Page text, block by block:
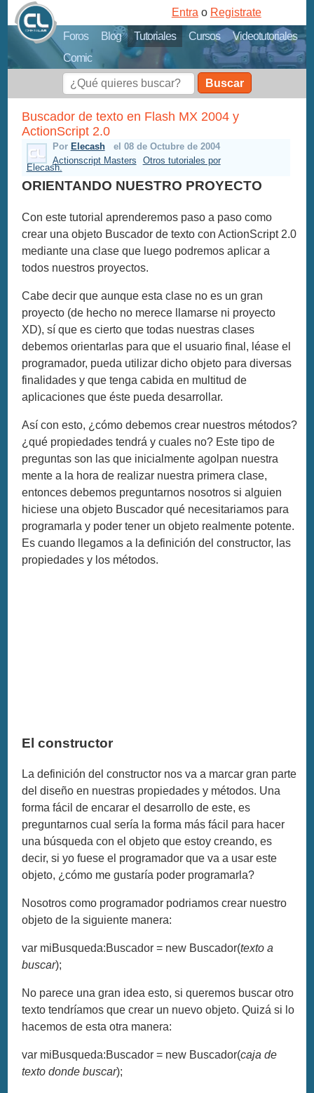
Foros Blog Tutoriales Cursos
Videotutoriales
Comic
Entra o Registrate
Buscar
Buscador de texto en Flash MX 2004 y
ActionScript 2.0
Por Elecash
el 08 de Octubre de 2004
Actionscript Masters
Otros tutoriales por
Elecash.
ORIENTANDO NUESTRO PROYECTO
Con este tutorial aprenderemos paso a paso como
crear una objeto Buscador de texto con ActionScript 2.0
mediante una clase que luego podremos aplicar a
todos nuestros proyectos.
Cabe decir que aunque esta clase no es un gran
proyecto (de hecho no merece llamarse ni proyecto
XD), sí que es cierto que todas nuestras clases
debemos orientarlas para que el usuario final, léase el
programador, pueda utilizar dicho objeto para diversas
finalidades y que tenga cabida en multitud de
aplicaciones que éste pueda desarrollar.
Así con esto, ¿cómo debemos crear nuestros métodos?
¿qué propiedades tendrá y cuales no? Este tipo de
preguntas son las que inicialmente agolpan nuestra
mente a la hora de realizar nuestra primera clase,
entonces debemos preguntarnos nosotros si alguien
hiciese una objeto Buscador qué necesitariamos para
programarla y poder tener un objeto realmente potente.
Es cuando llegamos a la definición del constructor, las
propiedades y los métodos.
El constructor
La definición del constructor nos va a marcar gran parte
del diseño en nuestras propiedades y métodos. Una
forma fácil de encarar el desarrollo de este, es
preguntarnos cual sería la forma más fácil para hacer
una búsqueda con el objeto que estoy creando, es
decir, si yo fuese el programador que va a usar este
objeto, ¿cómo me gustaría poder programarla?
Nosotros como programador podriamos crear nuestro
objeto de la siguiente manera:
var miBusqueda:Buscador = new Buscador(texto a
buscar);
No parece una gran idea esto, si queremos buscar otro
texto tendríamos que crear un nuevo objeto. Quizá si lo
hacemos de esta otra manera:
var miBusqueda:Buscador = new Buscador(caja de
texto donde buscar);